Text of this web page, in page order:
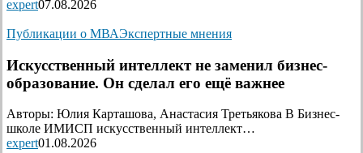
expert07.08.2026
Публикации о МВАЭкспертные мнения
Искусственный интеллект не заменил бизнес-
образование. Он сделал его ещё важнее
Авторы: Юлия Карташова, Анастасия Третьякова В Бизнес-
школе ИМИСП искусственный интеллект…
expert01.08.2026